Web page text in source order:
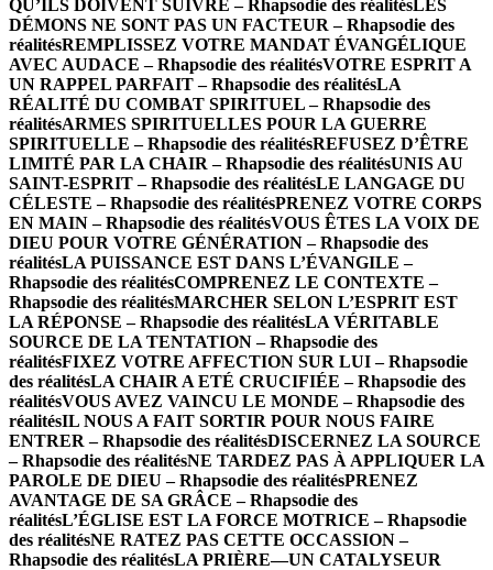
QU’ILS DOIVENT SUIVRE – Rhapsodie des réalitésLES
DÉMONS NE SONT PAS UN FACTEUR – Rhapsodie des
réalitésREMPLISSEZ VOTRE MANDAT ÉVANGÉLIQUE
AVEC AUDACE – Rhapsodie des réalitésVOTRE ESPRIT A
UN RAPPEL PARFAIT – Rhapsodie des réalitésLA
RÉALITÉ DU COMBAT SPIRITUEL – Rhapsodie des
réalitésARMES SPIRITUELLES POUR LA GUERRE
SPIRITUELLE – Rhapsodie des réalitésREFUSEZ D’ÊTRE
LIMITÉ PAR LA CHAIR – Rhapsodie des réalitésUNIS AU
SAINT-ESPRIT – Rhapsodie des réalitésLE LANGAGE DU
CÉLESTE – Rhapsodie des réalitésPRENEZ VOTRE CORPS
EN MAIN – Rhapsodie des réalitésVOUS ÊTES LA VOIX DE
DIEU POUR VOTRE GÉNÉRATION – Rhapsodie des
réalitésLA PUISSANCE EST DANS L’ÉVANGILE –
Rhapsodie des réalitésCOMPRENEZ LE CONTEXTE –
Rhapsodie des réalitésMARCHER SELON L’ESPRIT EST
LA RÉPONSE – Rhapsodie des réalitésLA VÉRITABLE
SOURCE DE LA TENTATION – Rhapsodie des
réalitésFIXEZ VOTRE AFFECTION SUR LUI – Rhapsodie
des réalitésLA CHAIR A ETÉ CRUCIFIÉE – Rhapsodie des
réalitésVOUS AVEZ VAINCU LE MONDE – Rhapsodie des
réalitésIL NOUS A FAIT SORTIR POUR NOUS FAIRE
ENTRER – Rhapsodie des réalitésDISCERNEZ LA SOURCE
– Rhapsodie des réalitésNE TARDEZ PAS À APPLIQUER LA
PAROLE DE DIEU – Rhapsodie des réalitésPRENEZ
AVANTAGE DE SA GRÂCE – Rhapsodie des
réalitésL’ÉGLISE EST LA FORCE MOTRICE – Rhapsodie
des réalitésNE RATEZ PAS CETTE OCCASSION –
Rhapsodie des réalitésLA PRIÈRE—UN CATALYSEUR